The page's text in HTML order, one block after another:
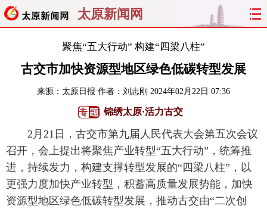
太原新闻网
聚焦 太原
经济 关注 文明 出行
曝光 综合
旅游 理财 政务 教育
看天下 晋月读 最太原 网罗民生
太原日报 太原晚报 热评 社区
聚焦“五大行动” 构建“四梁八柱”
古交市加快资源型地区绿色低碳转型发展
来源： 太原日报 作者：刘志刚 2024年02月22日 07:36
锦绣太原·活力古交
2月21日，古交市第九届人民代表大会第五次会议
召开，会上提出将聚焦产业转型“五大行动”，统筹推
进，持续发力，构建支撑转型发展的“四梁八柱”，以
更强力度加快产业转型，积蓄高质量发展势能，加快
资源型地区绿色低碳转型发展，推动古交由“二次创